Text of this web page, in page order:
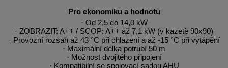
Pro ekonomiku a hodnotu
· Od 2,5 do 14,0 kW
· ZOBRAZIT: A++ / SCOP: A++ až 7,1 kW (v kazetě 90x90)
· Provozní rozsah až 43 °C při chlazení a až -15 °C při vytápění
· Maximální délka potrubí 50 m
· Možnost dvojitého připojení
· Kompatibilní se spojovací sadou AHU